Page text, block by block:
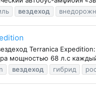
вездеход
Terranica
мощностью 68 л.с
вездеход гибрид